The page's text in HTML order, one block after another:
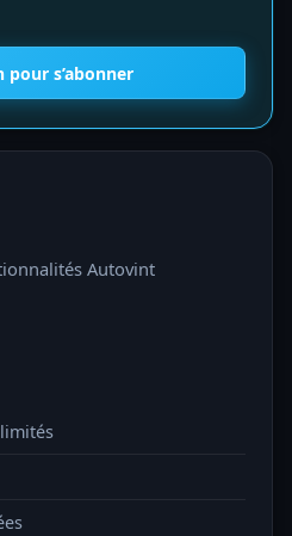
pour s’abonner
Autovint